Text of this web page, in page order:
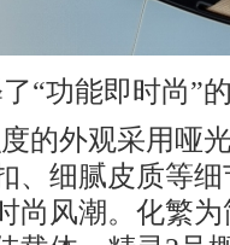
“功能即时尚”
的外观采用哑
、细腻皮质等
尚风潮。化繁